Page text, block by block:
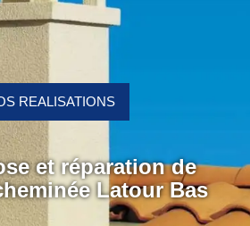
et réparation de
Latour Bas
REALISATIONS